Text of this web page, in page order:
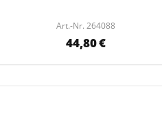
Art.-Nr. 264088
44,80 €